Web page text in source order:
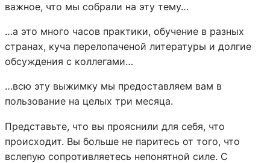
важное, что мы собрали на эту тему…
…а это много часов практики, обучение в разных
странах, куча перелопаченой литературы и долгие
обсуждения с коллегами…
…всю эту выжимку мы предоставляем вам в
пользование на целых три месяца.
Представьте, что вы прояснили для себя, что
происходит. Вы больше не паритесь от того, что
вслепую сопротивляетесь непонятной силе. С